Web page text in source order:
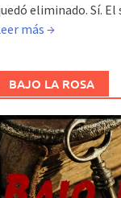
eliminado. Sí.
más →
BAJO LA ROSA